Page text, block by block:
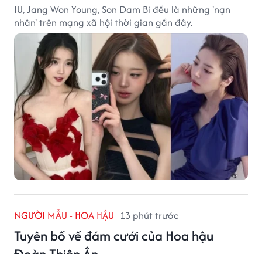
IU, Jang Won Young, Son Dam Bi đều là những 'nạn
nhân' trên mạng xã hội thời gian gần đây.
NGƯỜI MẪU - HOA HẬU 13 phút trước
Tuyên bố về đám cưới của Hoa hậu